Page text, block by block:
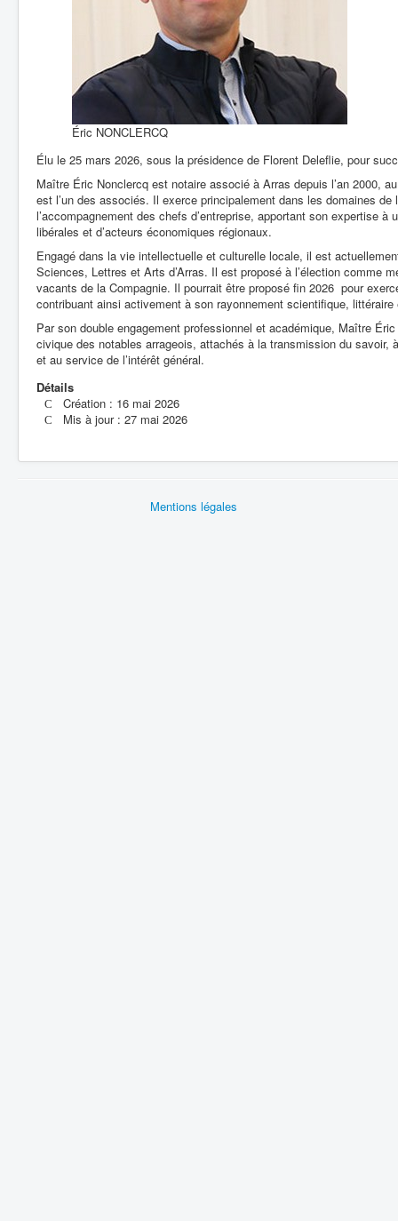
Éric NONCLERCQ
Élu le 25 mars 2026, sous la présidence de Florent Deleflie, pour
Maître Éric Nonclercq est notaire associé à Arras depuis l’an 2000,
est l’un des associés. Il exerce principalement dans les domaines
l’accompagnement des chefs d’entreprise, apportant son expertise
libérales et d’acteurs économiques régionaux.
Engagé dans la vie intellectuelle et culturelle locale, il est
Sciences, Lettres et Arts d’Arras. Il est proposé à l’élection comme
vacants de la Compagnie. Il pourrait être proposé fin 2026 pour
contribuant ainsi activement à son rayonnement scientifique,
Par son double engagement professionnel et académique, Maître
civique des notables arrageois, attachés à la transmission du savoir,
et au service de l’intérêt général.
Détails
Création : 16 mai 2026
Mis à jour : 27 mai 2026
Mentions légales